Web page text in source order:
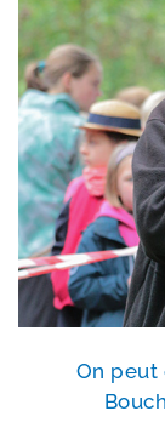
On peut